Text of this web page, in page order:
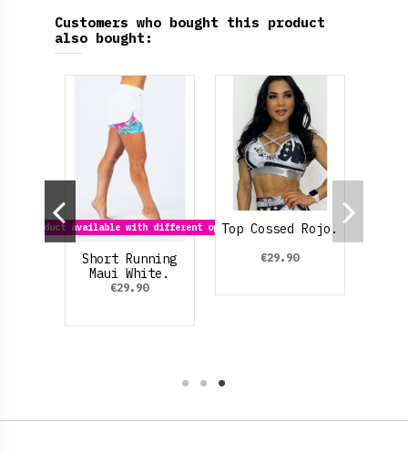
Customers who bought this product
also bought:
Product available with different options
Short Running
Maui White.
€29.90
Top Cossed Rojo.
€29.90